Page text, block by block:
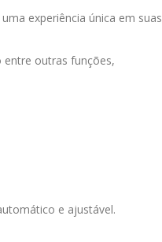
experiência única em suas
entre outras funções,
e ajustável.